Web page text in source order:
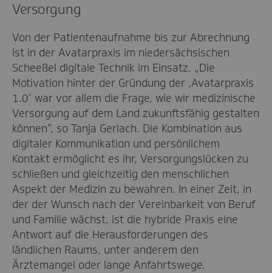
Versorgung
Von der Patientenaufnahme bis zur Abrechnung
ist in der Avatarpraxis im niedersächsischen
Scheeßel digitale Technik im Einsatz. „Die
Motivation hinter der Gründung der ‚Avatarpraxis
1.0‘ war vor allem die Frage, wie wir medizinische
Versorgung auf dem Land zukunftsfähig gestalten
können“, so Tanja Gerlach. Die Kombination aus
digitaler Kommunikation und persönlichem
Kontakt ermöglicht es ihr, Versorgungslücken zu
schließen und gleichzeitig den menschlichen
Aspekt der Medizin zu bewahren. In einer Zeit, in
der der Wunsch nach der Vereinbarkeit von Beruf
und Familie wächst, ist die hybride Praxis eine
Antwort auf die Herausforderungen des
ländlichen Raums, unter anderem den
Ärztemangel oder lange Anfahrtswege.